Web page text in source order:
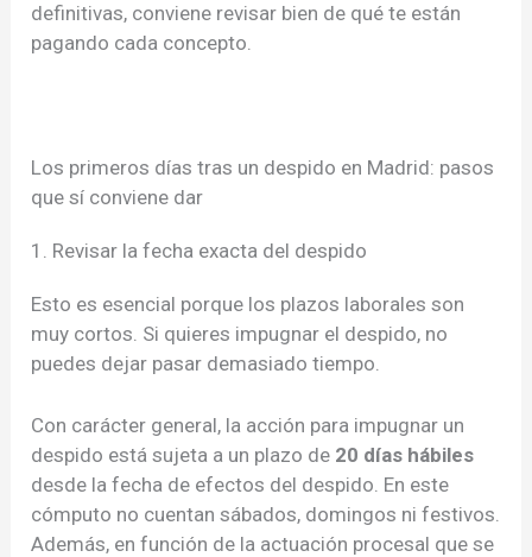
definitivas, conviene revisar bien de qué te están
pagando cada concepto.
Los primeros días tras un despido en Madrid: pasos
que sí conviene dar
1. Revisar la fecha exacta del despido
Esto es esencial porque los plazos laborales son
muy cortos. Si quieres impugnar el despido, no
puedes dejar pasar demasiado tiempo.
Con carácter general, la acción para impugnar un
despido está sujeta a un plazo de 20 días hábiles
desde la fecha de efectos del despido. En este
cómputo no cuentan sábados, domingos ni festivos.
Además, en función de la actuación procesal que se